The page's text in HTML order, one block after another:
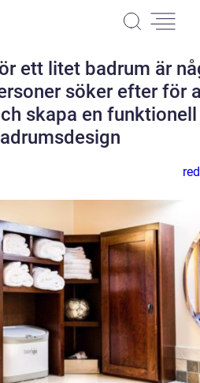
ett litet badrum är
söker efter för
skapa en